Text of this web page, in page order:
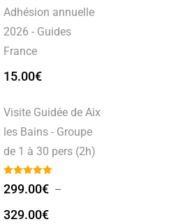
Adhésion annuelle
2026 - Guides
France
15.00€
Visite Guidée de Aix
les Bains - Groupe
de 1 à 30 pers (2h)
299.00€ –
329.00€